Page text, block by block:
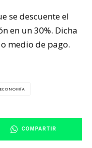
se descuente el
en un 30%. Dicha
medio de pago.
ECONOMÍA
COMPARTIR